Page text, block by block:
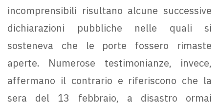
incomprensibili risultano alcune successive
dichiarazioni pubbliche nelle quali si
sosteneva che le porte fossero rimaste
aperte. Numerose testimonianze, invece,
affermano il contrario e riferiscono che la
sera del 13 febbraio, a disastro ormai